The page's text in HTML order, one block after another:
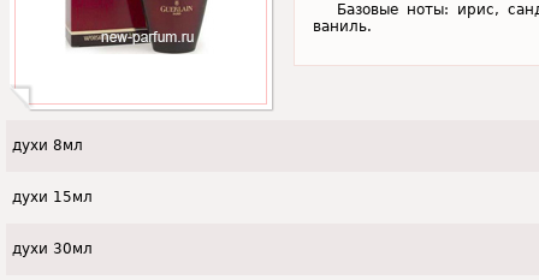
Базовые ноты: ирис,
ваниль.
духи 8мл
духи 15мл
духи 30мл